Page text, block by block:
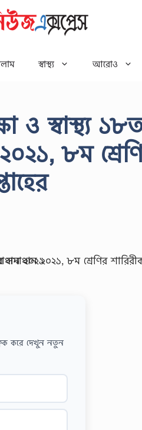
স্বাস্থ্য আরোও
ও স্বাস্থ্য
৮ম
করে দেখুন নতুন